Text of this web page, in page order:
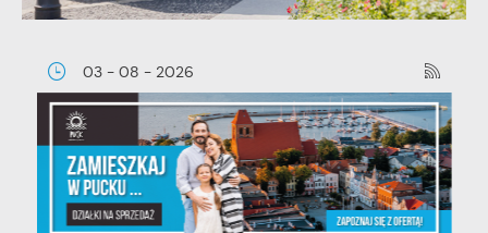
03 - 08 - 2026
Mammografia Puck 6.08.2026
Letnia mammograficzna ofensywa –
kobieto, nie czekaj, badaj się! • 06.08.2026